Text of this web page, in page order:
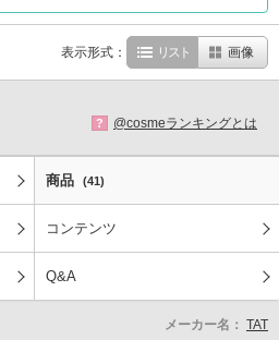
表示形式： リスト 画像
? @cosmeランキングとは
商品 (41)
コンテンツ
Q&A
メーカー名： TAT